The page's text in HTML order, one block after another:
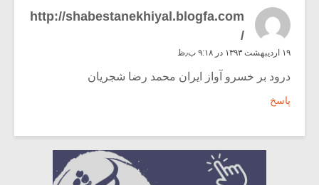
http://shabestanekhiyal.blogfa.com
/
۱۹ اردیبهشت ۱۳۹۳ در ۹:۱۸ ب٫ظ
درود بر خسرو آواز ایران محمد رضا شجریان
پاسخ